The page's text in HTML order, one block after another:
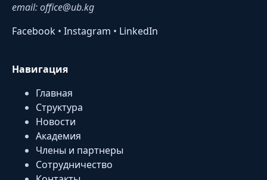
email: office@ub.kg
Facebook • Instagram • LinkedIn
Навигация
Главная
Структура
Новости
Академия
Члены и партнеры
Сотрудничество